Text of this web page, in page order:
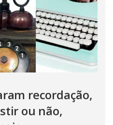
recordação,
ou não,